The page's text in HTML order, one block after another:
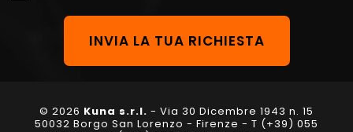
© 2026 Kuna s.r.l. - Via 30 Dicembre 1943 n. 15
50032 Borgo San Lorenzo - Firenze - T (+39) 055